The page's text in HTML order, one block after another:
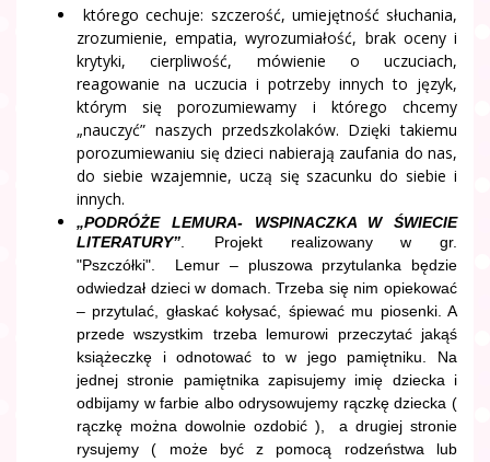
którego cechuje: szczerość, umiejętność słuchania,
zrozumienie, empatia, wyrozumiałość, brak oceny i
krytyki, cierpliwość, mówienie o uczuciach,
reagowanie na uczucia i potrzeby innych to język,
którym się porozumiewamy i którego chcemy
„nauczyć” naszych przedszkolaków. Dzięki takiemu
porozumiewaniu się dzieci nabierają zaufania do nas,
do siebie wzajemnie, uczą się szacunku do siebie i
innych.
„PODRÓŻE LEMURA- WSPINACZKA W ŚWIECIE
LITERATURY”.
Projekt realizowany w gr.
"Pszczółki".
Lemur – pluszowa przytulanka będzie
odwiedzał dzieci w domach. Trzeba się nim opiekować
– przytulać, głaskać kołysać, śpiewać mu piosenki. A
przede wszystkim trzeba lemurowi przeczytać jakąś
książeczkę i odnotować to w jego pamiętniku. Na
jednej stronie pamiętnika zapisujemy imię dziecka i
odbijamy w farbie albo odrysowujemy rączkę dziecka (
rączkę można dowolnie ozdobić ), a drugiej stronie
rysujemy ( może być z pomocą rodzeństwa lub